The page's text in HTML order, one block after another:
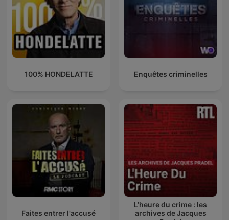
100% HONDELATTE Enquêtes criminelles
Faites entrer l'accusé
L’heure du crime : les
archives de Jacques